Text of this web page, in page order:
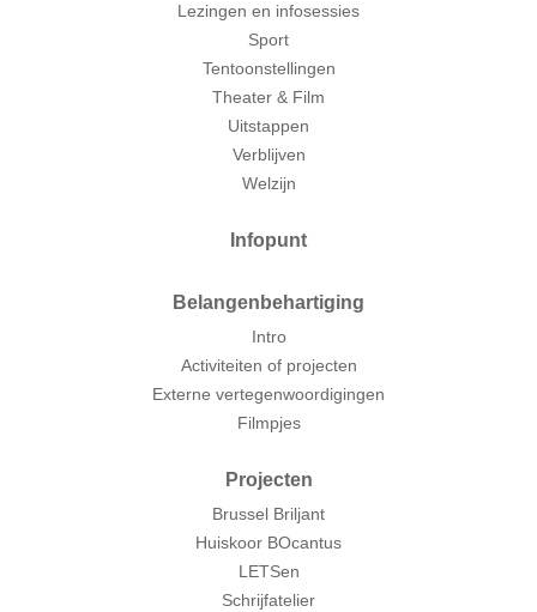
Lezingen en infosessies
Sport
Tentoonstellingen
Theater & Film
Uitstappen
Verblijven
Welzijn
Infopunt
Belangenbehartiging
Intro
Activiteiten of projecten
Externe vertegenwoordigingen
Filmpjes
Projecten
Brussel Briljant
Huiskoor BOcantus
LETSen
Schrijfatelier